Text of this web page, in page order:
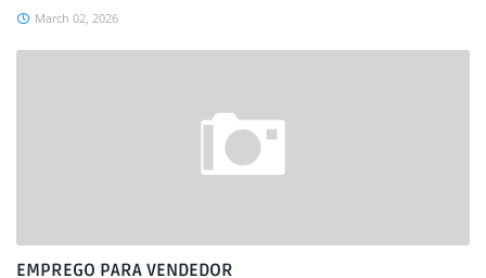
March 02, 2026
EMPREGO PARA VENDEDOR